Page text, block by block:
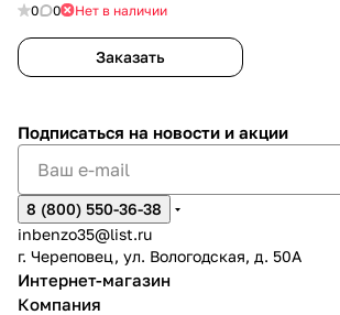
0 0 Нет в наличии
Заказать
Подписаться на новости и акции
8 (800) 550-36-38
inbenzo35@list.ru
г. Череповец, ул. Вологодская, д. 50А
Интернет-магазин
Компания